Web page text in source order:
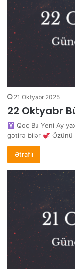
21 Oktyabr 2025
22 Oktyabr
Qoç Bu Yeni Ay
gətirə bilər
Özünü
Ətraflı